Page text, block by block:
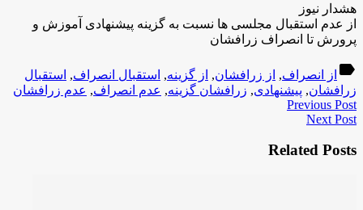
هشدار نیوز
از عدم استقبال مجلسی ها نسبت به گزینه پیشنهادی آموزش و
پرورش تا انصراف زرافشان
label از انصراف, از زرافشان, از گزینه, استقبال انصراف, استقبال
زرافشان, پیشنهادی, زرافشان گزینه, عدم انصراف, عدم زرافشان
Previous Post
Next Post
Related Posts